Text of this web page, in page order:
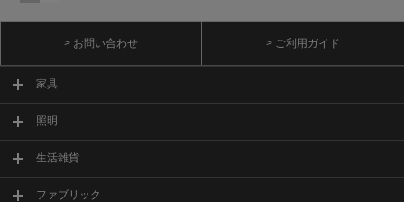
> お問い合わせ > ご利用ガイド
家具
照明
生活雑貨
ファブリック